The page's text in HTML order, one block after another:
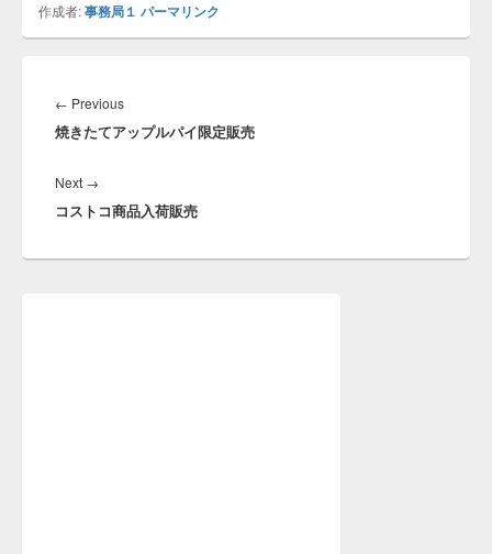
作成者:事務局１ パーマリンク
稿
ナ
ゲ
シ
← Previous
post:
焼きたてアップルパイ限定販売
Next →
post:
コストコ商品入荷販売